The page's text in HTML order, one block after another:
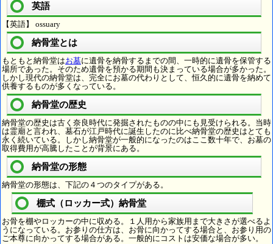
英語
【英語】 ossuary
納骨堂とは
もともと納骨堂はお墓に遺骨を納骨するまでの間、一時的に遺骨を保管する
場所であった。そのため遺骨を預かる期間も決まっている場合が多かった。
しかし現代の納骨堂は、完全にお墓の代わりとして、恒久的に遺骨を納めて
供養するものが多くなっている。
納骨堂の歴史
納骨堂の歴史は古く奈良時代に発掘されたものの中にも見受けられる。当時
は霊廟と言われ、墓石が江戸時代に誕生したのに比べ納骨堂の歴史はとても
永く続いている。しかし納骨堂が一般的になったのはここ数十年で、お墓の
取得費用が高騰したことが背景にある。
納骨堂の形態
納骨堂の形態は、下記の４つのタイプがある。
棚式（ロッカー式）納骨堂
お骨を棚やロッカーの中に収める。１人用から家族用まで大きさが選べるよ
うになっている。お参りの仕方は、お骨に向かってする場合と、お参り用の
ご本尊に向かってする場合がある。一般的にコストは安価な場合が多い。